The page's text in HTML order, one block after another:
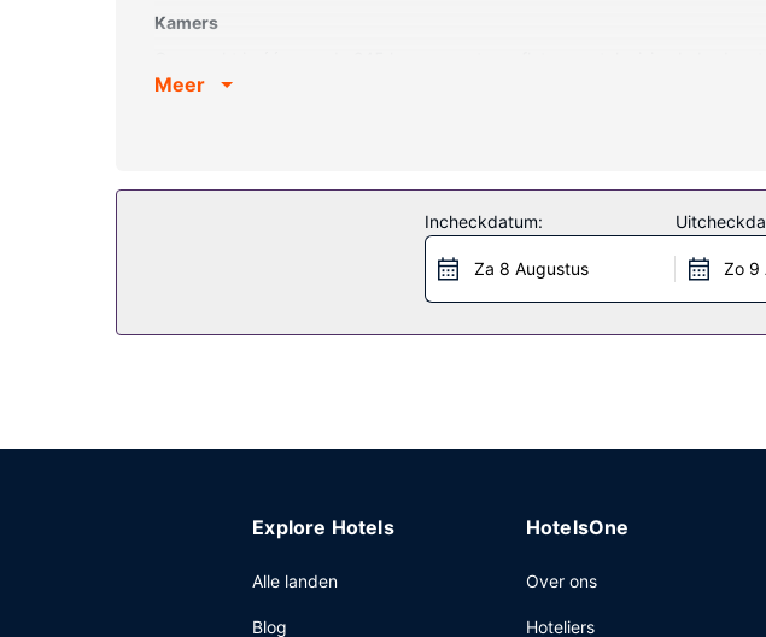
Kamers
tv met satellietzenders zorgt voor het kijkplezier. De privébadkamers met
Geniet van een diner bij Cast Iron Grill, een restaurant van dit hotel. Je
tijden). Bestel je favoriete drankje in een bar/lounge. Op werkdagen wordt
weekend is dit beschikbaar van 06.30 uur tot 11.00 uur.
Meer
Incheckdatum:
Za 8 Augustus Zo 9
Explore Hotels
Alle landen
Blog
HotelsOne
Over ons
Hoteliers